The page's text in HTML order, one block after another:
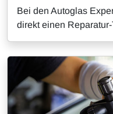
Bei den Autoglas
direkt einen Reparatur-